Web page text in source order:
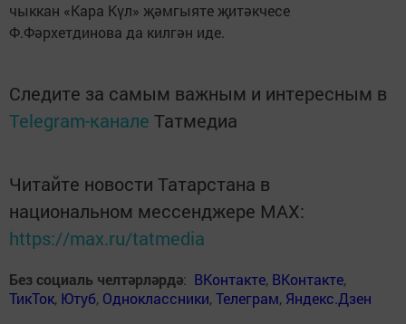
чыккан «Кара Күл» җәмгыяте җитәкчесе
Ф.Фәрхетдинова да килгән иде.
Следите за самым важным и интересным в
Telegram-канале Татмедиа
Читайте новости Татарстана в
национальном мессенджере MАХ:
https://max.ru/tatmedia
Без социаль челтәрләрдә: ВКонтакте, ВКонтакте,
ТикТок, Ютуб, Одноклассники,Телеграм, Яндекс.Дзен